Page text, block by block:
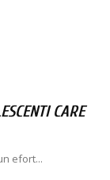
CARE
efort...